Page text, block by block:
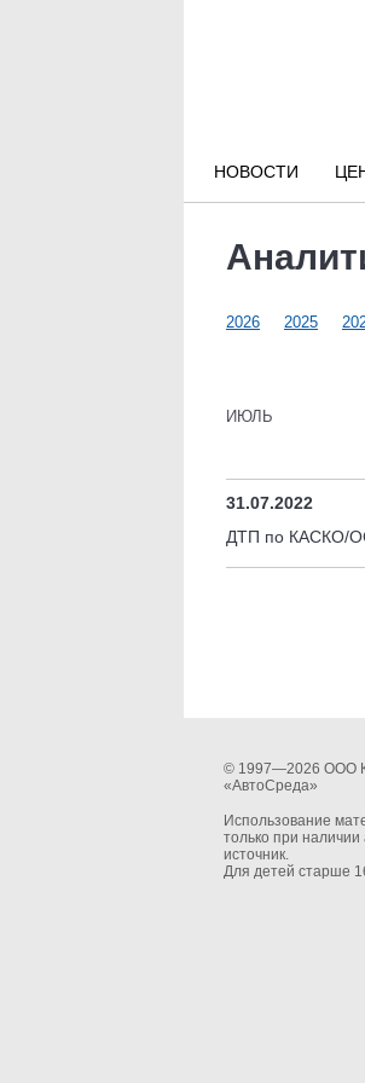
НОВОСТИ
2026 2025
ИЮЛЬ
31.07.2022
ДТП по КАСКО/
© 1997—2026 ООО
«АвтоСреда»
Использование
только при
источник.
Для детей старше